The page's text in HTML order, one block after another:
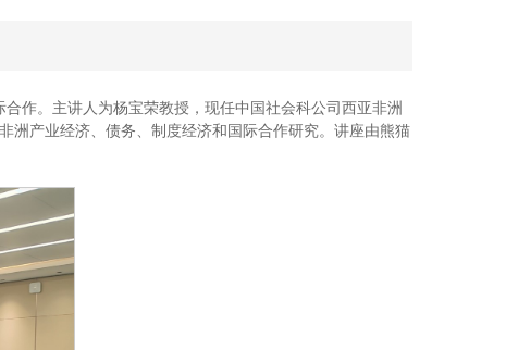
作。主讲人为杨宝荣教授，现任中国社会科公司西亚非洲
洲产业经济、债务、制度经济和国际合作研究。讲座由熊猫